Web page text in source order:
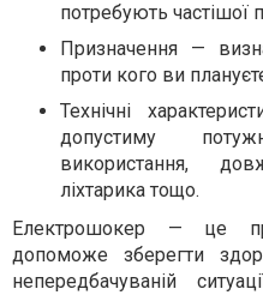
потребують частішої
Призначення —
проти кого ви
Технічні
допустиму
використання,
ліхтарика тощо.
Електрошокер — це
допоможе зберегти
непередбачуваній